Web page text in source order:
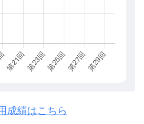
成績はこちら